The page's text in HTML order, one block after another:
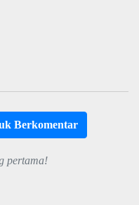
Berkomentar
pertama!